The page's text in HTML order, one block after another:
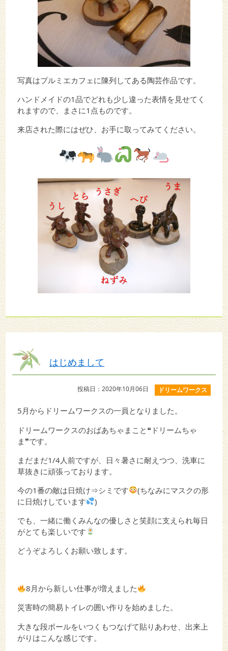
写真はプルミエカフェに陳列してある陶芸作品です。
ハンドメイドの1品でどれも少し違った表情を見せてく
れますので、まさに1点ものです。
来店された際にはぜひ、お手に取ってみてください。
はじめまして
ドリームワークス
投稿日：2020年10月06日
5月からドリームワークスの一員となりました。
ドリームワークスのおばあちゃまこと❝ドリームちゃ
ま❞です。
まだまだ1/4人前ですが、日々暑さに耐えつつ、洗車に
草抜きに頑張っております。
今の1番の敵は日焼け⇒シミです
(ちなみにマスクの形
に日焼けしています
)
でも、一緒に働くみんなの優しさと笑顔に支えられ毎日
がとても楽しいです
どうぞよろしくお願い致します。
8月から新しい仕事が増えました
災害時の簡易トイレの囲い作りを始めました。
大きな段ボールをいつくもつなげて貼りあわせ、出来上
がりはこんな感じです。